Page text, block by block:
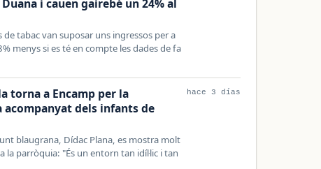
i cauen gairebé un 24% al
tabac van suposar uns ingressos per a
menys si es té en compte les dades de fa
torna a Encamp per la
dels infants de
blaugrana, Dídac Plana, es mostra molt
la parròquia: "És un entorn tan idíl·lic i tan
hace 3 días